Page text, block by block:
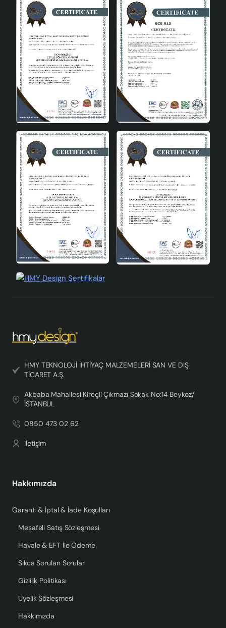
Salon: Oturma odanızda sıcak ve davetkar bir
atmosfer yaratır.
Yatak Odası: Yatak başucunda kullanarak huzurlu
bir ortam sağlar.
Ofis: Çalışma masanızda modern ve şık bir görünüm
sunar.
Koridor: Evinizin girişine sofistike bir dokunuş ekler.
Mudulight Balle Küre Abajur Gold, estetik ve işlevselliği bir
araya getiren bir aydınlatma çözümü sunar. Her mekanın
vazgeçilmez bir parçası olmaya aday olan bu abajur, hem
kaliteyi hem de şıklığı bir arada arayanlar için mükemmel
bir seçimdir. Evinizin ya da ofisinizin atmosferini
değiştirmek ve modern bir hava katmak istiyorsanız, bu
abajuru tercih edebilirsiniz.
HMY TEKNOLOJİ İHTİYAÇ MALZEMELERİ SAN VE DIŞ
TİCARET A.Ş.
Akbaba Mahallesi Kireçli Çıkmazı Sokak No:14 Beykoz/
İSTANBUL
0850 473 02 62
İletişim
Hakkımızda
Garanti & İptal & İade Koşulları
Mesafeli Satış Sözleşmesi
Havale & EFT İle Ödeme
Sıkca Sorulan Sorular
Gizlilik Politikası
Üyelik Sözleşmesi
Hakkımızda